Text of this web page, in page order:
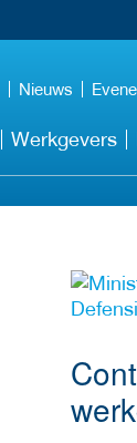
Nieuws
Werkgevers